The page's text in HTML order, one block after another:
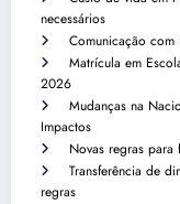
necessários
Comunicação
Matrícula em
2026
Mudanças na
Impactos
Novas regras
Transferência de
regras